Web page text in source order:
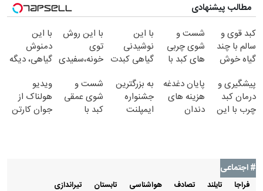
مطالب پیشنهادی
کبد قوی و
سالم با چند
گیاه خوش
شست و
شوی چربی
های کبد با
گیاهی(55%تخفیف)
با این
نوشیدنی
گیاهی کبدت
پرقدرته55%تخفیف
با این روش
توی
خونه،سفیدی
دندوناتو
برگردون
(40%off)
با این
دمنوش
گیاهی، دیگه
چرب نباش!
پیشگیری و
درمان کبد
چرب با این
پایان دغدغه
هزینه های
دندان
به بزرگترین
جشنواره
ایمپلنت
شست و
شوی عمقی
کبد با
ویدیو
هولناک از
جوان کارتن
# اجتماعی
فراجا تايلند تصادف هواشناسی تابستان
تیراندازی